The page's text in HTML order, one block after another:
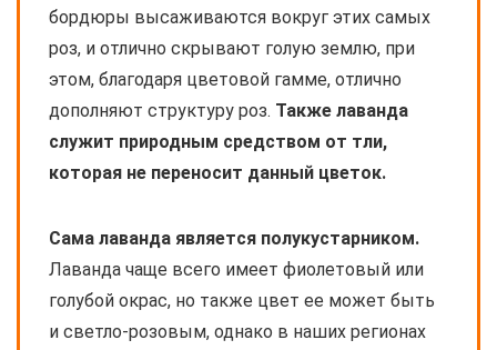
бордюры высаживаются вокруг этих самых
роз, и отлично скрывают голую землю, при
этом, благодаря цветовой гамме, отлично
дополняют структуру роз. Также лаванда
служит природным средством от тли,
которая не переносит данный цветок.
Сама лаванда является полукустарником.
Лаванда чаще всего имеет фиолетовый или
голубой окрас, но также цвет ее может быть
и светло-розовым, однако в наших регионах